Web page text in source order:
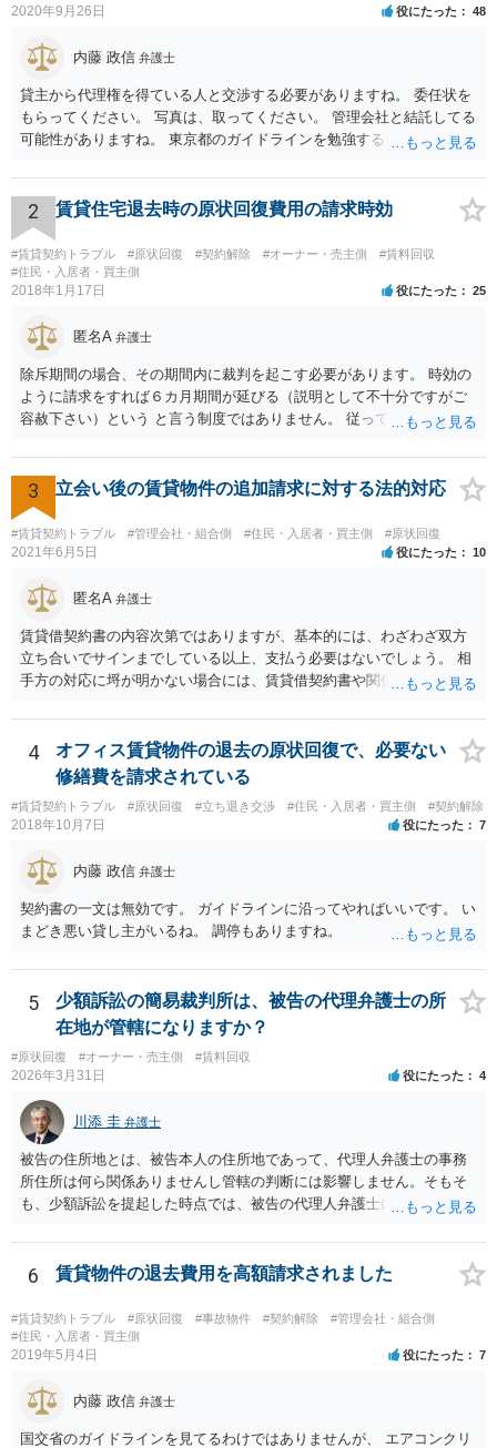
2020年9月26日 役にたった 48
内藤 政信 弁護士
貸主から代理権を得ている人と交渉する必要がありますね。 委任状を
もらってください。 写真は、取ってください。 管理会社と結託してる
可能性がありますね。 東京都のガイドラインを勉強するといいでしょ
2 賃貸住宅退去時の原状回復費用の請求時効
#賃貸契約トラブル #原状回復 #契約解除 #オーナー・売主側
#賃料回収
#住民・入居者・買主側
2018年1月17日 役にたった 25
匿名A 弁護士
除斥期間の場合、その期間内に裁判を起こす必要があります。 時効の
ように請求をすれば６カ月期間が延びる（説明として不十分ですがご
容赦下さい）という と言う制度ではありません。 従って、理論上は１
3 立会い後の賃貸物件の追加請求に対する法的対応
#賃貸契約トラブル #管理会社・組合側 #住民・入居者・買主側 #原状回復
2021年6月5日 役にたった 10
匿名A 弁護士
賃貸借契約書の内容次第ではありますが、基本的には、わざわざ双方
立ち合いでサインまでしている以上、支払う必要はないでしょう。 相
手方の対応に埒が明かない場合には、賃貸借契約書や関係資料を個別
す。
4
オフィス賃貸物件の退去の原状回復で、必要ない
修繕費を請求されている
#賃貸契約トラブル #原状回復 #立ち退き交渉 #住民・入居者・買主側 #契約解除
2018年10月7日 役にたった 7
内藤 政信 弁護士
契約書の一文は無効です。 ガイドラインに沿ってやればいいです。 い
まどき悪い貸し主がいるね。 調停もありますね。
5
少額訴訟の簡易裁判所は、被告の代理弁護士の所
在地が管轄になりますか？
#原状回復 #オーナー・売主側 #賃料回収
2026年3月31日 役にたった 4
川添 圭 弁護士
被告の住所地とは、被告本人の住所地であって、代理人弁護士の事務
所住所は何ら関係ありませんし管轄の判断には影響しません。そもそ
も、少額訴訟を提起した時点では、被告の代理人弁護士には民事訴訟
6 賃貸物件の退去費用を高額請求されました
#賃貸契約トラブル #原状回復 #事故物件 #契約解除
#管理会社・組合側
#住民・入居者・買主側
2019年5月4日 役にたった 7
内藤 政信 弁護士
国交省のガイドラインを見てるわけではありませんが、 エアコンクリ